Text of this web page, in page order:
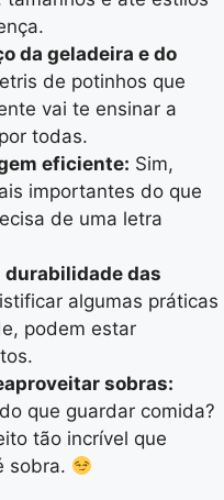
da geladeira e do
de potinhos que
vai te ensinar a
todas.
eficiente: Sim,
importantes do que
de uma letra
durabilidade das
algumas práticas
podem estar
sobras:
que guardar comida?
tão incrível que
sobra.